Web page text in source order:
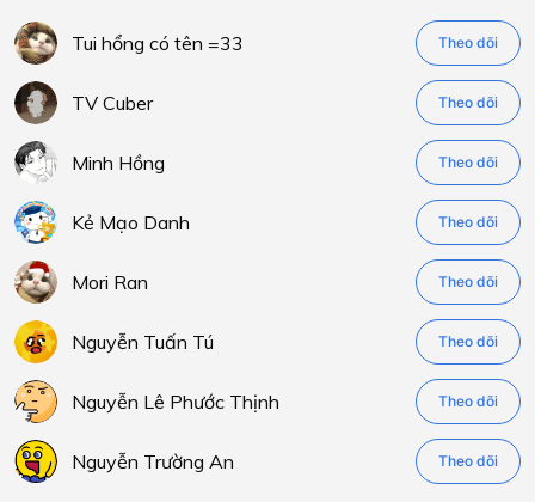
Tui hổng có tên =33 Theo dõi
TV Cuber Theo dõi
Minh Hồng Theo dõi
Kẻ Mạo Danh Theo dõi
Mori Ran Theo dõi
Nguyễn Tuấn Tú Theo dõi
Nguyễn Lê Phước Thịnh Theo dõi
Nguyễn Trường An Theo dõi